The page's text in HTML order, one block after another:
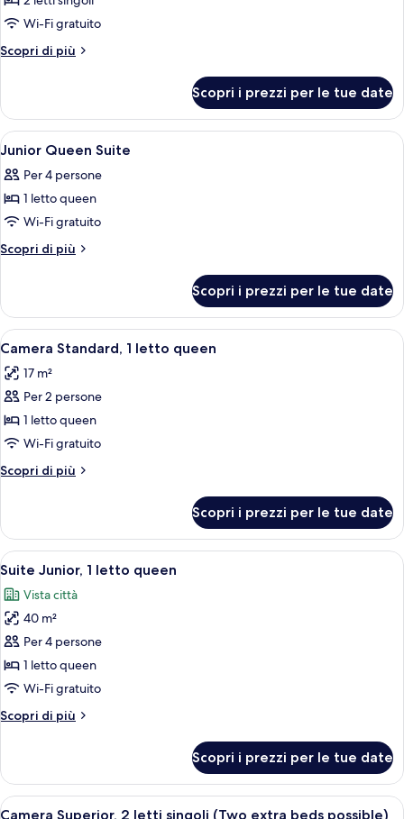
per
Junior
Wi-Fi gratuito
Scopri di più
Altri
Twin
Suite
Scopri i prezzi per le tue date
Apri
tutte
le
foto
per
Junior
Camera d'albergo con un letto, un
6
Junior Queen Suite
Per 4 persone
1 letto queen
Wi-Fi gratuito
Scopri di più
Altri
Queen
Suite
Scopri i prezzi per le tue date
Apri
tutte
le
foto
per
Camera
Standard,
1
queen
Camera d'albergo con un letto, una
5
Camera Standard, 1 letto queen
17 m²
Per 2 persone
1 letto queen
Wi-Fi gratuito
Scopri di più
Altri
Standard,
letto
Scopri i prezzi per le tue date
Apri
tutte
le
foto
per
Suite
Junior,
letto
Camera d'hotel con un letto grande,
6
Suite Junior, 1 letto queen
Vista città
40 m²
Per 4 persone
1 letto queen
Wi-Fi gratuito
Scopri di più
Altri
Junior,
letto
Scopri i prezzi per le tue date
Apri
Una camera d'albergo con un letto
5
Camera Superior, 2 letti singoli (Two extra beds possible)